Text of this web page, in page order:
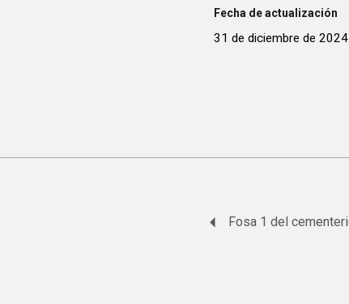
Fecha de actualización
31 de diciembre de 2024